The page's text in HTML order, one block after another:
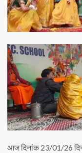
आज दिनांक 23/01/26